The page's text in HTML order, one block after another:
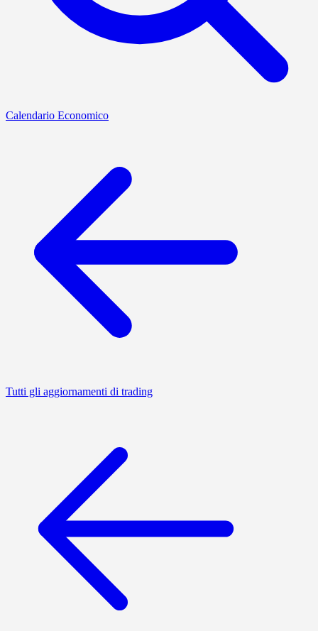
Calendario Economico
Tutti gli aggiornamenti di trading